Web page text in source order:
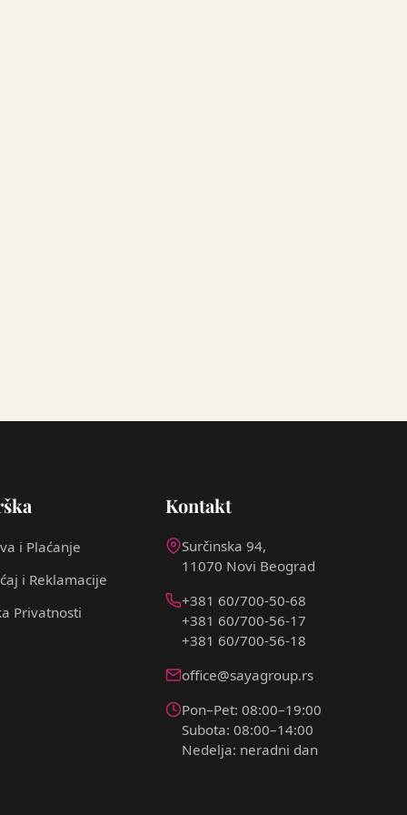
i Plaćanje
i Reklamacije
Privatnosti
Kontakt
Surčinska 94,
11070 Novi Beograd
+381 60/700-50-68
+381 60/700-56-17
+381 60/700-56-18
office@sayagroup.rs
Pon–Pet: 08:00–19:00
Subota: 08:00–14:00
Nedelja: neradni dan